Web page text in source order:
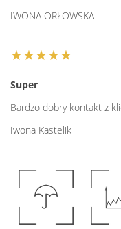
IWONA ORŁOWSKA
★★★★★
Super
Bardzo dobry kontakt z
Iwona Kastelik